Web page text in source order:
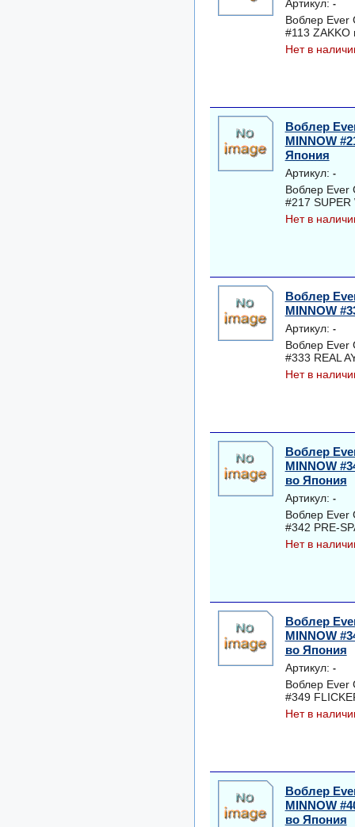
Артикул: -
Воблер Ever
#113
Нет в
Воблер
MINNOW
Япония
Артикул: -
Воблер Ever
#217 SUPER
Нет в
Воблер
MINNOW
Артикул: -
Воблер Ever
#333 REAL
Нет в
Воблер
MINNOW
во Япония
Артикул: -
Воблер Ever
#342 PRE-
Нет в
Воблер
MINNOW
во Япония
Артикул: -
Воблер Ever
#349
Нет в
Воблер
MINNOW
во Япония